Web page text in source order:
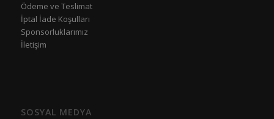
Ödeme ve Teslimat
İptal İade Koşulları
Sponsorluklarımız
İletişim
SOSYAL MEDYA